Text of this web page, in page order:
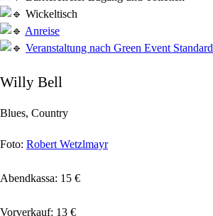
Wickeltisch
Anreise
Veranstaltung nach Green Event Standard
Willy Bell
Blues, Country
Foto: Robert Wetzlmayr
Abendkassa: 15 €
Vorverkauf: 13 €